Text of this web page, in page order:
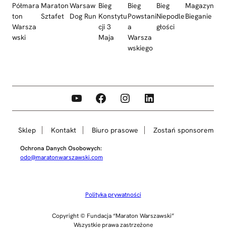
Półmara
ton
Warsza
wski
Maraton
Sztafet
Warsaw
Dog Run
Bieg
Konstytu
cji 3
Maja
Bieg
Powstani
a
Warsza
wskiego
Bieg
Niepodle
głości
Magazyn
Bieganie
YouTube Facebook Instagram LinkedIn
Sklep Kontakt Biuro prasowe Zostań sponsorem
Ochrona Danych Osobowych:
odo@maratonwarszawski.com
Polityka prywatności
Copyright © Fundacja “Maraton Warszawski”
Wszystkie prawa zastrzeżone